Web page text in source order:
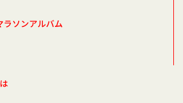
ラソンアルバム